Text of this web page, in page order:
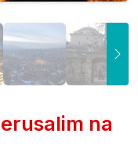
na